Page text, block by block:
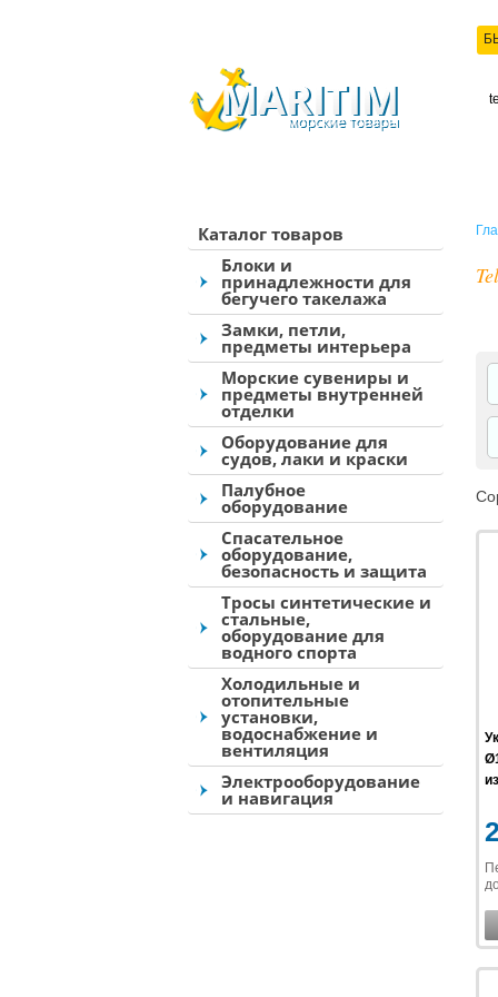
Каталог товаров
Блоки и
принадлежности для
бегучего такелажа
Замки, петли,
предметы интерьера
Морские сувениры и
предметы внутренней
отделки
Оборудование для
судов, лаки и краски
Палубное
оборудование
Спасательное
оборудование,
безопасность и защита
Тросы синтетические и
стальные,
оборудование для
водного спорта
Холодильные и
отопительные
установки,
водоснабжение и
вентиляция
Электрооборудование
и навигация